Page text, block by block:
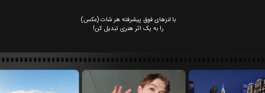
را به یک اثر هنری تبدیل کن!